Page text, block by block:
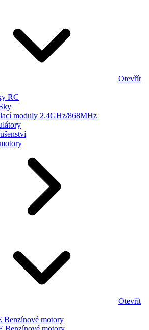
Otevřít
RC
moduly 2.4GHz/868MHz
Otevřít
Benzínové motory